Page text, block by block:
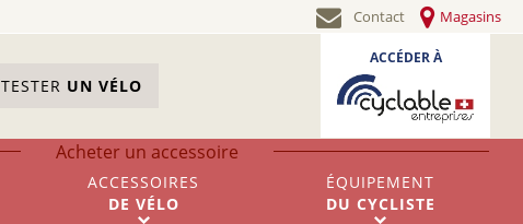
Contact Magasins
TESTER UN VÉLO
ACCÉDER À
Acheter un accessoire
ACCESSOIRES
DE VÉLO
ÉQUIPEMENT
DU CYCLISTE